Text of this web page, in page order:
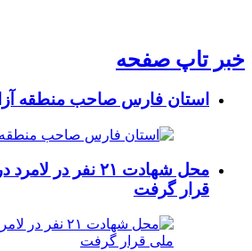
خبر تاپ صفحه
استان فارس صاحب منطقه
محل شهادت ۲۱ نفر
قرار گرفت